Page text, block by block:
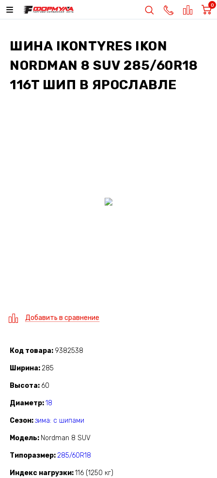
0
ШИНА IKONTYRES IKON
NORDMAN 8 SUV 285/60R18
116T ШИП В ЯРОСЛАВЛЕ
Добавить в сравнение
Код товара 9382538
Ширина 285
Высота 60
Диаметр 18
Сезон зима: с шипами
Модель Nordman 8 SUV
Типоразмер 285/60R18
Индекс нагрузки 116 (1250 кг)